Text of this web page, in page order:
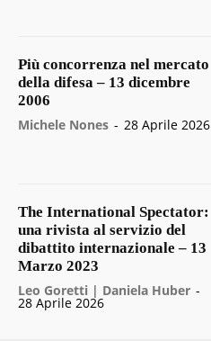
Più concorrenza nel mercato
della difesa – 13 dicembre
2006
Michele Nones - 28 Aprile 2026
The International Spectator:
una rivista al servizio del
dibattito internazionale – 13
Marzo 2023
Leo Goretti | Daniela Huber -
28 Aprile 2026